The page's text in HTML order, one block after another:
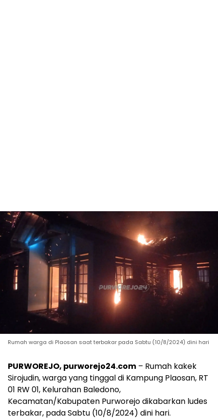
Rumah warga di Plaosan saat terbakar pada Sabtu (10/8/2024) dini hari
PURWOREJO, purworejo24.com – Rumah kakek
Sirojudin, warga yang tinggal di Kampung Plaosan, RT
01 RW 01, Kelurahan Baledono,
Kecamatan/Kabupaten Purworejo dikabarkan ludes
terbakar, pada Sabtu (10/8/2024) dini hari.